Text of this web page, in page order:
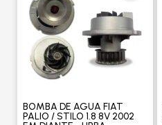
BOMBA DE AGUA FIAT
PALIO / STILO 1.8 8V 2002